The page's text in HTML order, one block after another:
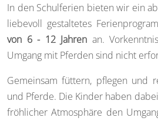
In den Schulferien bieten wir ein
liebevoll gestaltetes
von 6 - 12 Jahren an.
Umgang mit Pferden sind nicht
Gemeinsam füttern, pflegen und
und Pferde. Die Kinder haben
fröhlicher Atmosphäre den